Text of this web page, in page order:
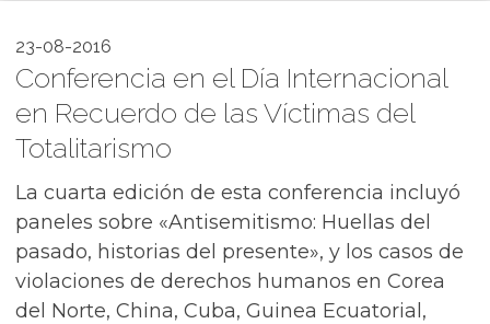
23-08-2016
Conferencia en el Día Internacional
en Recuerdo de las Víctimas del
Totalitarismo
La cuarta edición de esta conferencia incluyó
paneles sobre «Antisemitismo: Huellas del
pasado, historias del presente», y los casos de
violaciones de derechos humanos en Corea
del Norte, China, Cuba, Guinea Ecuatorial,